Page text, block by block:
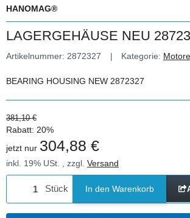
HANOMAG®
LAGERGEHÄUSE NEU
Artikelnummer: 2872327 Kategorie:
BEARING HOUSING NEW 2872327
381,10 €
Rabatt: 20%
jetzt nur 304,88 €
inkl. 19% USt. , zzgl. Versand
Stück In den Warenkorb